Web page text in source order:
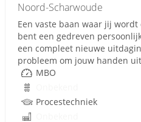
Noord-Scharwoude
Een vaste baan waar jij
bent een gedreven
een compleet nieuwe
probleem om jouw handen
MBO
Procestechniek